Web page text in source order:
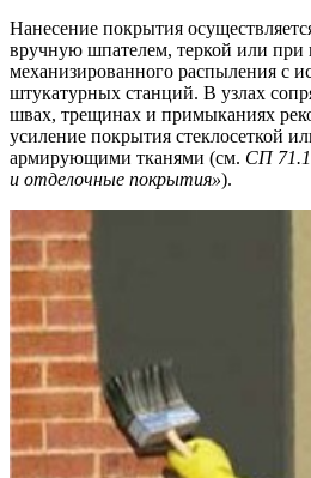
Нанесение покрытия
вручную шпателем, теркой или
механизированного распыления с
штукатурных станций. В узлах
швах, трещинах и примыканиях
усиление покрытия стеклосеткой
армирующими тканями (см. СП
и отделочные покрытия»).